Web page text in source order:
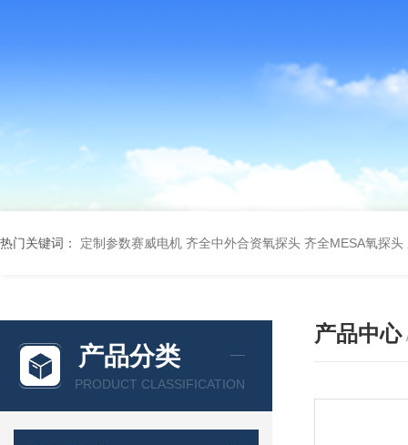
热门关键词： 定制参数赛威电机 齐全中外合资氧探头 齐全MESA氧探头
产品分类
PRODUCT CLASSIFICATION
产品中心